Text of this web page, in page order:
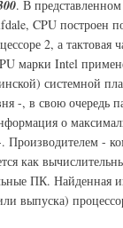
. В
CPU построен
2, а тактовая
марки Intel
системной
-, в свою очередь
о
Производителем -
как
ПК. Найденная
выпуска)